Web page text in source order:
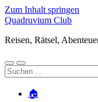
Zum Inhalt springen
Quadruvium Club
Reisen, Rätsel,
Mobile-
Menü
Suchfeld
ein-/ausblenden
Suchen
nach:
🏠